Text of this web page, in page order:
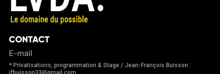
CONTACT
E-mail
* Privatisations, programmation & Stage / Jean-François Buisson :